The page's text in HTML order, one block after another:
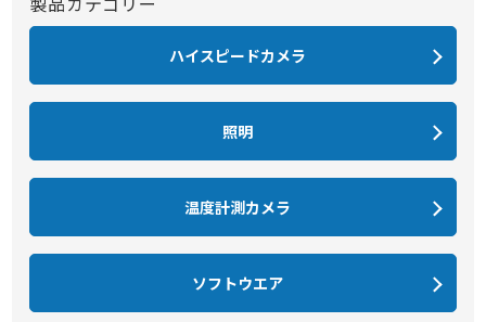
ハイスピードカメラ
照明
温度計測カメラ
ソフトウエア